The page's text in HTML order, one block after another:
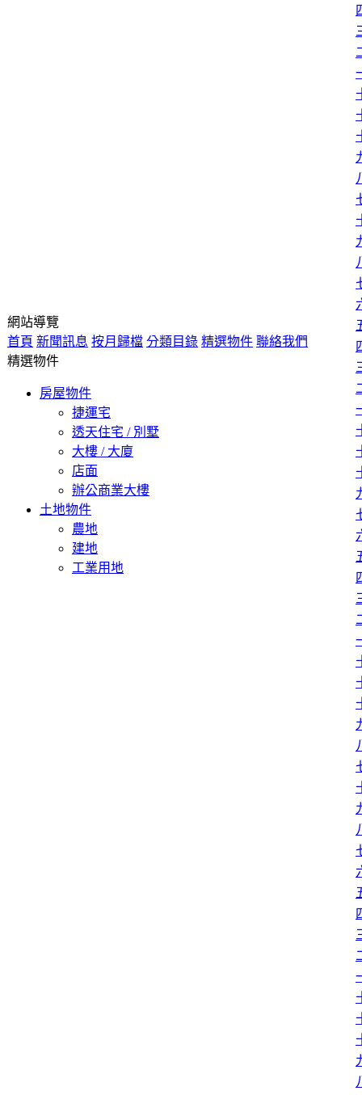
網站導覽
首頁 新聞訊息 按月歸檔 分類目錄 精選物件 聯絡我們
精選物件
房屋物件
捷運宅
透天住宅 / 別墅
大樓 / 大廈
店面
辦公商業大樓
土地物件
農地
建地
工業用地